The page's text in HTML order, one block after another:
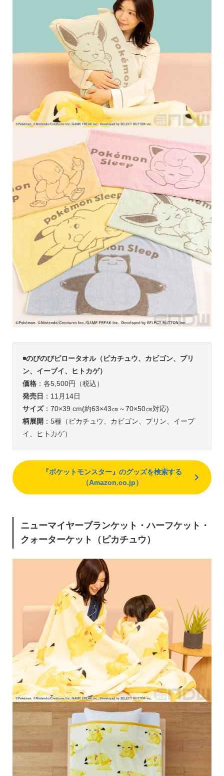
◾️のびのびピロータオル（ピカチュウ、カビゴン、プリ
ン、イーブイ、ヒトカゲ）
価格：各5,500円（税込）
発売日 ：11月14日
サイズ：70×39 cm(約63×43㎝～70×50㎝対応)
柄展開 ：5種（ピカチュウ、カビゴン、プリン、イーブ
イ、ヒトカゲ）
『ポケットモンスター』のグッズを検索する
（Amazon.co.jp）
ニューマイヤーブランケット・ハーフケット・
クォーターケット（ピカチュウ）